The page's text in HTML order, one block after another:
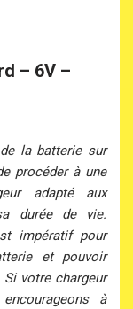
– 6V –
la batterie sur
procéder à une
adapté aux
durée de vie.
impératif pour
et pouvoir
votre chargeur
à